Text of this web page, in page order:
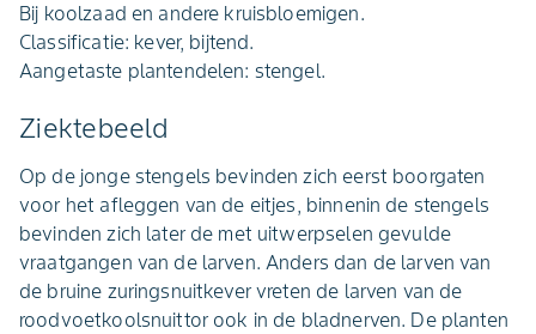
Bij koolzaad en andere kruisbloemigen.
Classificatie: kever, bijtend.
Aangetaste plantendelen: stengel.
Ziektebeeld
Op de jonge stengels bevinden zich eerst boorgaten
voor het afleggen van de eitjes, binnenin de stengels
bevinden zich later de met uitwerpselen gevulde
vraatgangen van de larven. Anders dan de larven van
de bruine zuringsnuitkever vreten de larven van de
roodvoetkoolsnuittor ook in de bladnerven. De planten